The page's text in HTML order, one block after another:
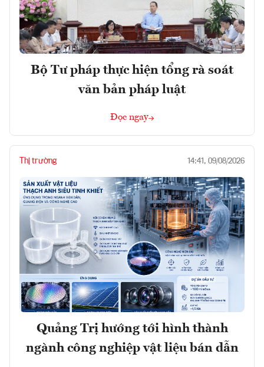
Bộ Tư pháp thực hiện tổng rà soát
văn bản pháp luật
Đọc ngay
Thị trường 14:41, 09/08/2026
Quảng Trị hướng tới hình thành
ngành công nghiệp vật liệu bán dẫn